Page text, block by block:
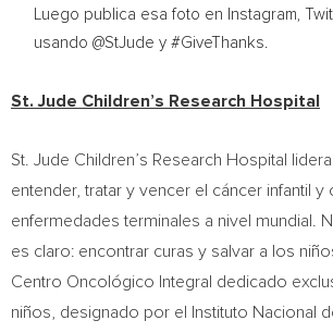
Luego publica esa foto en Instagram,
usando @StJude y #GiveThanks.
St. Jude Children’s Research Hospital
St. Jude Children’s Research Hospital
entender, tratar y vencer el cáncer infantil y
enfermedades terminales a nivel mundial.
es claro: encontrar curas y salvar a los
Centro Oncológico Integral dedicado
niños, designado por el Instituto Nacional